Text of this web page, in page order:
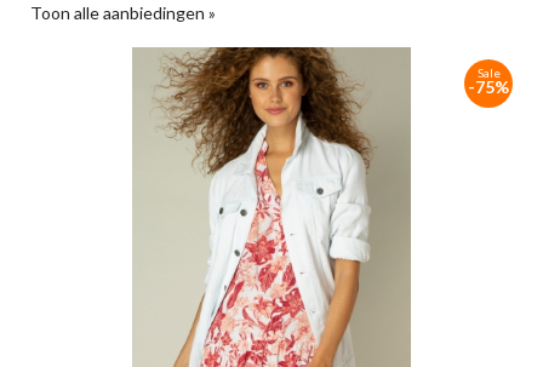
Toon alle aanbiedingen »
Sale
-75%